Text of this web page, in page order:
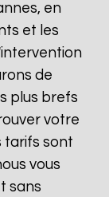
en
et les
de
plus brefs
votre
tarifs sont
vous
sans